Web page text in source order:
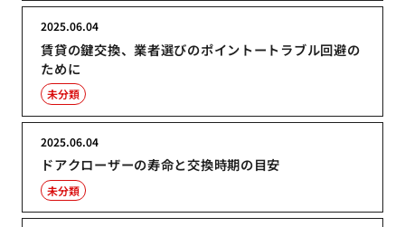
賃貸の鍵交換、業者選びのポイントートラブル回避の
ために
2025.06.04
未分類
ドアクローザーの寿命と交換時期の目安
2025.06.04
未分類